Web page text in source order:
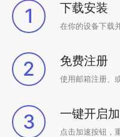
1 下载安装
在你的设备下载
2 免费注册
使用邮箱注册、
3 一键开启
点击加速按钮，